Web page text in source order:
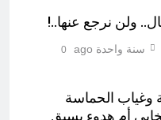
ولن نرجع عنها..!
سنة واحدة ago 0
وغياب الحماسة
أم هدوء يسبق